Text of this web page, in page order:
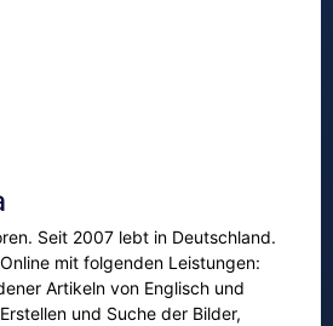
Seit 2007 lebt in Deutschland.
mit folgenden Leistungen:
Artikeln von Englisch und
und Suche der Bilder,